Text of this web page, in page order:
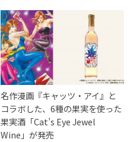
名作漫画『キャッツ・アイ』と
コラボした、6種の果実を使った
果実酒「Cat’s Eye Jewel
Wine」が発売